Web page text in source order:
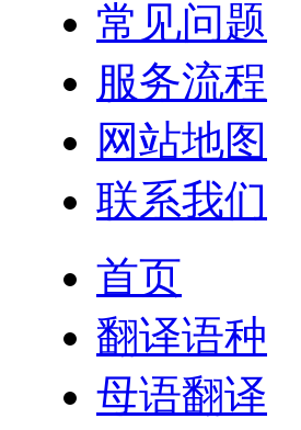
常见问题
服务流程
网站地图
联系我们
首页
翻译语种
母语翻译